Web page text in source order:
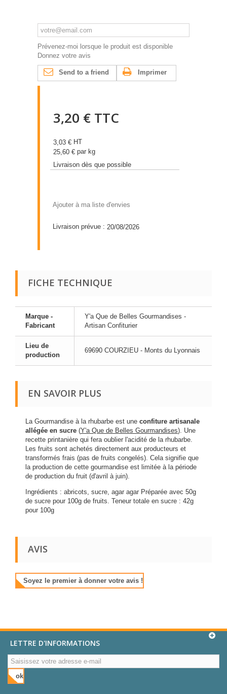
Prévenez-moi lorsque le produit est disponible
Donnez votre avis
Send to a friend Imprimer
3,20 € TTC
3,03 € HT
25,60 € par kg
Livraison dès que possible
Ajouter à ma liste d'envies
Livraison prévue : 20/08/2026
FICHE TECHNIQUE
Marque -
Fabricant
Y'a Que de Belles Gourmandises -
Artisan Confiturier
Lieu de
production
69690 COURZIEU - Monts du Lyonnais
EN SAVOIR PLUS
La Gourmandise à la rhubarbe est une confiture artisanale
allégée en sucre (Y'a Que de Belles Gourmandises). Une
recette printanière qui fera oublier l'acidité de la rhubarbe.
Les fruits sont achetés directement aux producteurs et
transformés frais (pas de fruits congelés). Cela signifie que
la production de cette gourmandise est limitée à la période
de production du fruit (d'avril à juin).
Ingrédients : abricots, sucre, agar agar Préparée avec 50g
de sucre pour 100g de fruits. Teneur totale en sucre : 42g
pour 100g
AVIS
Soyez le premier à donner votre avis !
LETTRE D'INFORMATIONS
ok